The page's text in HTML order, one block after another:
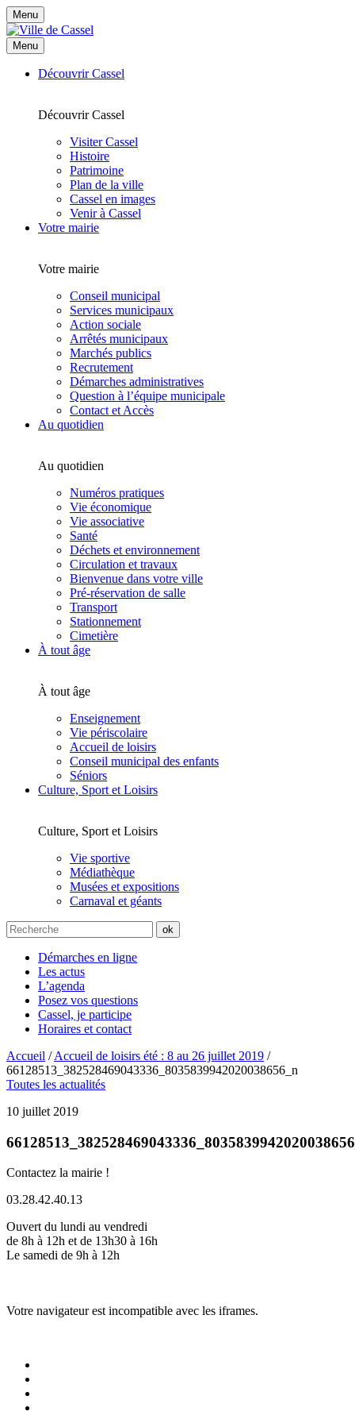
Menu
Menu
Découvrir Cassel
Découvrir Cassel
Visiter Cassel
Histoire
Patrimoine
Plan de la ville
Cassel en images
Venir à Cassel
Votre mairie
Votre mairie
Conseil municipal
Services municipaux
Action sociale
Arrêtés municipaux
Marchés publics
Recrutement
Démarches administratives
Question à l’équipe municipale
Contact et Accès
Au quotidien
Au quotidien
Numéros pratiques
Vie économique
Vie associative
Santé
Déchets et environnement
Circulation et travaux
Bienvenue dans votre ville
Pré-réservation de salle
Transport
Stationnement
Cimetière
À tout âge
À tout âge
Enseignement
Vie périscolaire
Accueil de loisirs
Conseil municipal des enfants
Séniors
Culture, Sport et Loisirs
Culture, Sport et Loisirs
Vie sportive
Médiathèque
Musées et expositions
Carnaval et géants
Démarches en ligne
Les actus
L’agenda
Posez vos questions
Cassel, je participe
Horaires et contact
Accueil /Accueil de loisirs été : 8 au 26 juillet 2019 /
66128513_382528469043336_8035839942020038656_n
Toutes les actualités
10 juillet 2019
Contactez la mairie !
03.28.42.40.13
Ouvert du lundi au vendredi
de 8h à 12h et de 13h30 à 16h
Le samedi de 9h à 12h
Votre navigateur est incompatible avec les iframes.